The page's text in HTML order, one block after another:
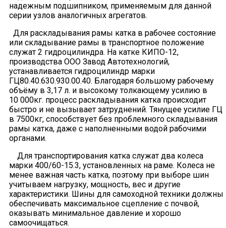
надежным подшипником, применяемым для данной
серии узлов аналогичных агрегатов.
Для раскладывания рамы катка в рабочее состояние
или складывание рамы в транспортное положение
служат 2 гидроцилиндра. На катке КИПО-12,
производства ООО Завод Автотехнологий,
устанавливается гидроцилиндр марки
ГЦ80.40.630.930.00.40. Благодаря большому рабочему
объёму в 3,17 л. и высокому толкающему усилию в
10 000кг. процесс раскладывания катка происходит
быстро и не вызывает затруднений. Тянущее усилие ГЦ
в 7500кг, способствует без проблемного складывания
рамы катка, даже с наполненными водой рабочими
органами.
Для транспортирования катка служат два колеса
марки 400/60-15.3, установленных на раме. Колеса не
менее важная часть катка, поэтому при выборе шин
учитываем нагрузку, мощность, вес и другие
характеристики. Шины для самоходной техники должны
обеспечивать максимальное сцепление с почвой,
оказывать минимальное давление и хорошо
самоочищаться.